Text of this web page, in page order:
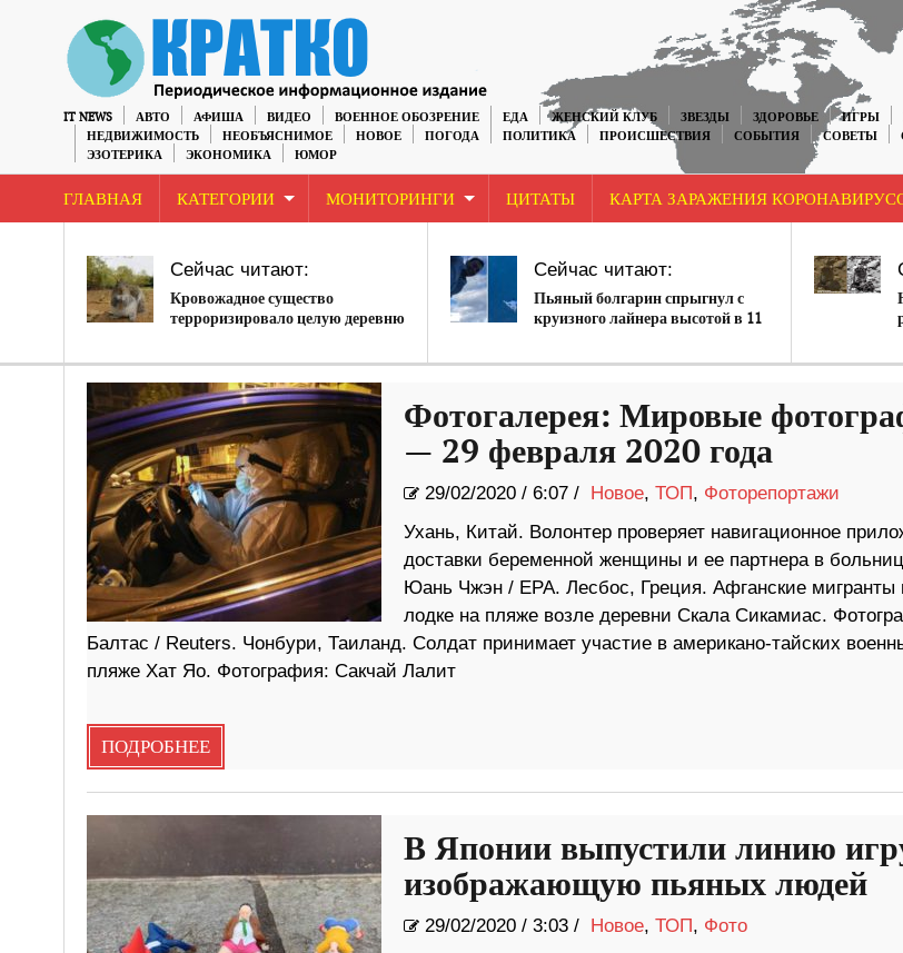
IT NEWS АВТО АФИША ВИДЕО ВОЕННОЕ ОБОЗРЕНИЕ ЕДА ЖЕНСКИЙ КЛУБ ЗВЕЗДЫ ЗДОРОВЬЕ ИГРЫ
НЕДВИЖИМОСТЬ
НЕОБЪЯСНИМОЕ НОВОЕ ПОГОДА ПОЛИТИКА ПРОИСШЕСТВИЯ СОБЫТИЯ СОВЕТЫ
ЭЗОТЕРИКА
ЭКОНОМИКА ЮМОР
ГЛАВНАЯ КАТЕГОРИИ МОНИТОРИНГИ ЦИТАТЫ КАРТА ЗАРАЖЕНИЯ
Сейчас читают:
Кровожадное существо
терроризировало целую деревню
Сейчас читают:
Пьяный болгарин спрыгнул с
круизного лайнера высотой в 11
Фотогалерея: Мировые
— 29 февраля 2020 года
29/02/2020/ 6:07 / Новое, ТОП, Фоторепортажи
Ухань, Китай. Волонтер проверяет навигационное
доставки беременной женщины и ее партнера в
Юань Чжэн / EPA. Лесбос, Греция. Афганские
лодке на пляже возле деревни Скала Сикамиас.
Балтас / Reuters. Чонбури, Таиланд. Солдат принимает участие в американо-тайских
пляже Хат Яо. Фотография: Сакчай Лалит
ПОДРОБНЕЕ
В Японии выпустили линию
изображающую пьяных людей
29/02/2020/ 3:03 / Новое, ТОП, Фото